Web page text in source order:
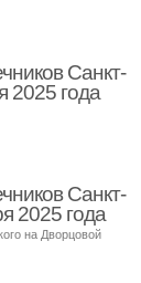
Санкт-
2025 года
Санкт-
2025 года
на Дворцовой